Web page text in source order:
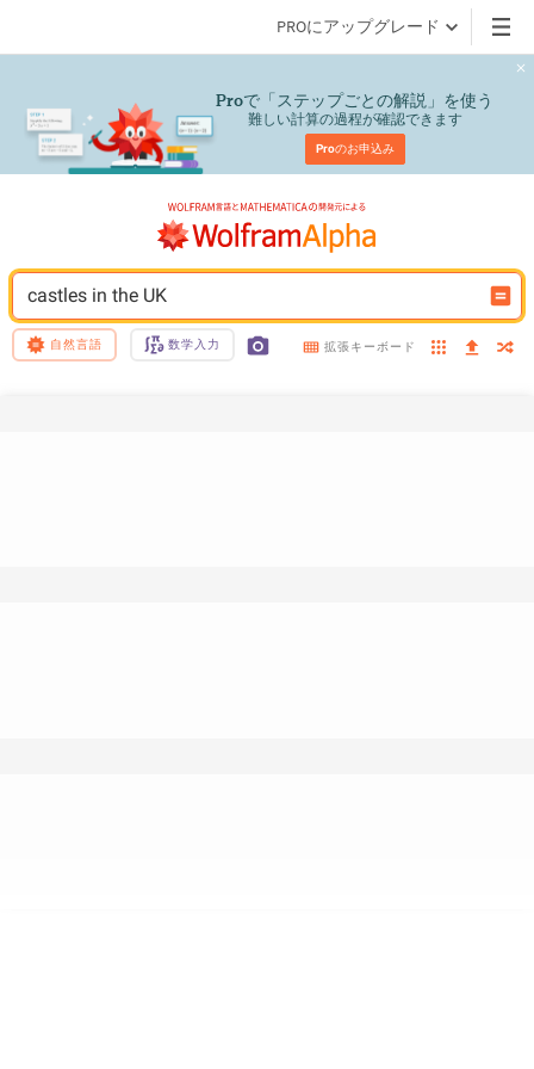
PROにアップグレード
Proで「ステップごとの解説」を使う
難しい計算の過程が確認できます
Proのお申込み
castles in the UK
自然言語 数学入力 拡張キーボード